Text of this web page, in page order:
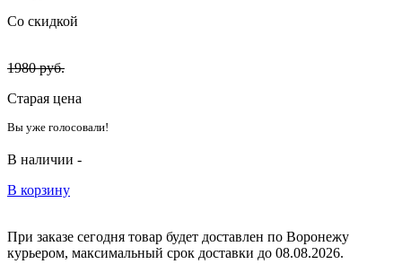
Со скидкой
1980руб.
Старая цена
Вы уже голосовали!
В наличии -
В корзину
При заказе сегодня товар будет доставлен по Воронежу
курьером, максимальный срок доставки до 08.08.2026.